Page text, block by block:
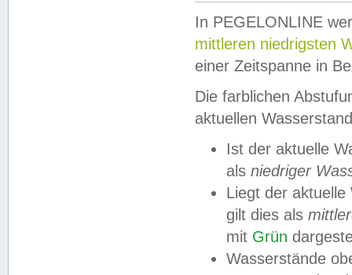
In PEGELONLINE
mittleren niedrigsten
einer Zeitspanne in
Die farblichen
aktuellen
Ist der aktuelle
als niedriger
Liegt der
gilt dies als
mit Grün
Wasserstände